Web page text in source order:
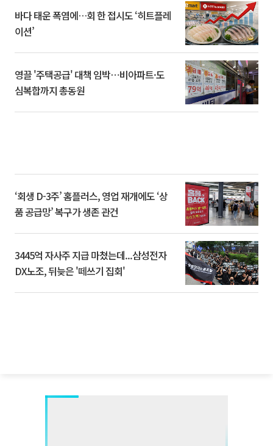
바다 태운 폭염에…회 한 접시도 ‘히트플레
이션’
영끌 '주택공급' 대책 임박⋯비아파트·도
심복합까지 총동원
‘회생 D-3주’ 홈플러스, 영업 재개에도 ‘상
품 공급망’ 복구가 생존 관건
3445억 자사주 지급 마쳤는데...삼성전자
DX노조, 뒤늦은 '떼쓰기 집회'